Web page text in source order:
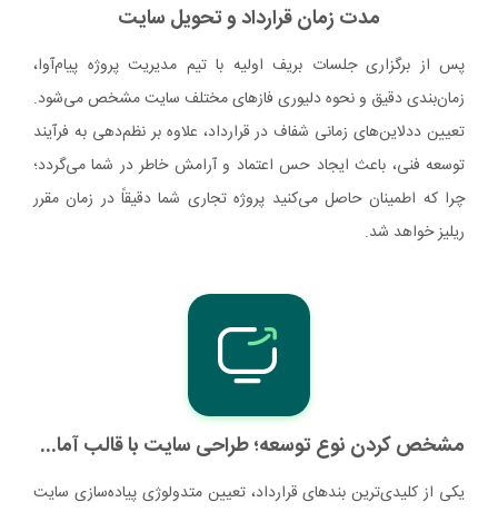
مدت زمان قرارداد و تحویل سایت
پس از برگزاری جلسات بریف اولیه با تیم مدیریت پروژه پیام‌آوا،
زمان‌بندی دقیق و نحوه دلیوری فازهای مختلف سایت مشخص می‌شود.
تعیین ددلاین‌های زمانی شفاف در قرارداد، علاوه بر نظم‌دهی به فرآیند
توسعه فنی، باعث ایجاد حس اعتماد و آرامش خاطر در شما می‌گردد؛
چرا که اطمینان حاصل می‌کنید پروژه تجاری شما دقیقاً در زمان مقرر
ریلیز خواهد شد.
مشخص کردن نوع توسعه؛ طراحی سایت با قالب آماده یا اختصاصی
یکی از کلیدی‌ترین بندهای قرارداد، تعیین متدولوژی پیاده‌سازی سایت